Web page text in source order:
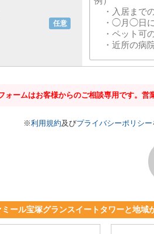
任意
ォームはお客様からのご相談専用です。営
※利用規約及びプライバシーポリシー
ミール宝塚グランスイートタワーと地域